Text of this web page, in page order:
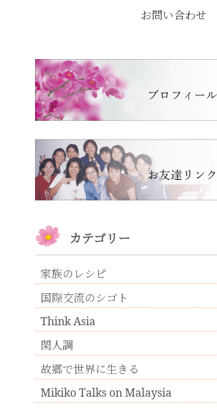
お問い合わせ
カテゴリー
家族のレシピ
国際交流のシゴト
Think Asia
閑人調
故郷で世界に生きる
Mikiko Talks on Malaysia